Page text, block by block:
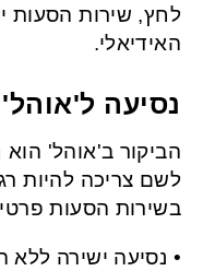
לחץ, שירות הסעות
האידיאלי.
נסיעה ל'אוהל'
הביקור ב'אוהל' הוא
לשם צריכה להיות
בשירות הסעות
• נסיעה ישירה